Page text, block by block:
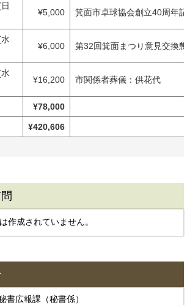
¥5,000 箕面市卓球協会創立40周年
¥6,000 第32回箕面まつり意見交換懇
¥16,200 市関係者葬儀：供花代
¥78,000
¥420,606
作成されていません。
書広報課（秘書係）